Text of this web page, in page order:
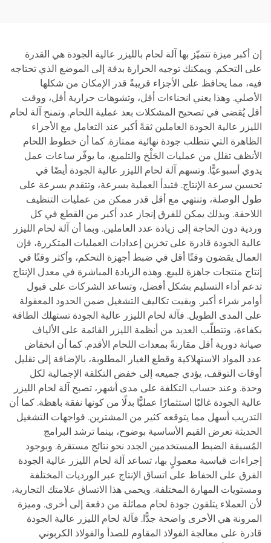
إن أكبر ميزة تتميّز بها آلة لحام بالليزر عالية الجودة هي القدرة
على التحكم. ويمكنك توجيه الحرارة بدقة إلى الموضع الذي تحتاجه
فيه، مما يحافظ على الأجزاء قريبةً قدر الإمكان من شكلها
الأصلي. وهذا يعني انحناءات أقل، وتشوهات حرارية أقل، ووقت
أقل يُقضى في تصحيح المشكلات بعد عملية اللحام. وتمنح آلة لحام
الليزر عالية الجودة العاملين ثقةً أكبر عند التعامل مع الأجزاء
الظاهرة التي تتطلب جودة نهائية ممتازة. كما أن خطوط اللحام
الأنظف تقلل من عمليات الجَلْخ والتلميع، ما يوفّر ساعات عمل
يدوي أسبوعيًّا. وتسهم آلة لحام الليزر عالية الجودة أيضًا في
تحسين سرعة الإنتاج. فتبدأ العملية بسرعة، وتتقدم بسرعة على
طول الوصلة، وتنتهي مع أقل قدر ممكن من عمليات التنظيف
اللاحقة. وبذلك يمكن للفرق إنجاز عدد أكبر من القطع في كل
وردية دون الحاجة إلى زيادة عدد العاملين. وبما أن آلة لحام الليزر
عالية الجودة قادرة على تخزين إعدادات العمليات المتكررة، فإن
العمال يقضون وقتًا أقل في ضبط أجهزة التحكم، وأكثر وقتًا في
إنتاج منتجات جاهزة للبيع. وهذه الزيادة المباشرة في معدل الإنتاج
تدعم أداء التسليم بشكل أفضل، وتساعد الشركات على قبول
أوامر شراء أكبر. وبقيت تكاليف التشغيل ضمن الحدود المعقولة
على المدى الطويل. فآلة لحام الليزر عالية الجودة تستهلك الطاقة
بكفاءة، وتتطلّب العديد من أنظمة الليزر القائمة على الألياف
صيانة دورية أقل مقارنةً بمعدات اللحام الأقدم. كما أن انخفاض
عدد المواد الاستهلاكية وقطع الغيار المطلوبة، بالإضافة إلى تقليل
أوقات التوقف، يؤدي جميعه إلى خفض التكلفة الإجمالية لكل
وحدة. وعند حساب التكلفة على مدى أشهر، تصبح آلة لحام الليزر
عالية الجودة غالبًا استثمارًا عمليًّا بدلًا من كونها نفقة باهظة. كما أن
التدريب أسهل مما يتوقعه كثير من المشترين. فواجهات التشغيل
الحديثة تعرض القيم الأساسية بوضوح، بينما ترشد البرامج
المُسبقة الضبط المستخدمين الجدد نحو نتائج مستقرة. وبوجود
إجراءات قياسية معمولٍ بها، تساعد آلة لحام الليزر عالية الجودة
الفرق على الحفاظ على اتساق الإنتاج عبر الورديات المختلفة
ومستويات المهارة المختلفة. ويحمي هذا الاتساق علامتك التجارية،
لأن العملاء يتلقون جودة لحام مماثلة من دفعة إلى أخرى. وميزة
المرونة هي الأخرى واضحة جدًّا. فآلة لحام الليزر عالية الجودة
قادرة على معالجة الفولاذ المقاوم للصدأ والفولاذ الكربوني